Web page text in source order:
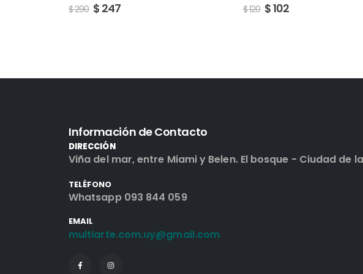
$120 $102
Información de Contacto
DIRECCIÓN
Viña del mar, entre Miami y Belen. El bosque - Ciudad de
TELÉFONO
Whatsapp 093 844 059
EMAIL
multiarte.com.uy@gmail.com